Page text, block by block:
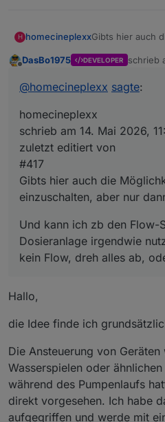
H homecineplexxGibts hier auch
läuft?
Und kann ich zb
es ist kein Flow,
DasBo1975 DEVELOPER schrieb
zuletzt
@homecineplexx sagte:
homecineplexx
schrieb am 14. Mai 2026,
zuletzt editiert von
#417
Gibts hier auch die
einzuschalten, aber nur
Und kann ich zb den Flow-
Dosieranlage irgendwie
kein Flow, dreh alles ab,
Hallo,
die Idee finde ich
Die Ansteuerung von
Wasserspielen oder
während des Pumpenlaufs
direkt vorgesehen. Ich habe
aufgegriffen und werde mit